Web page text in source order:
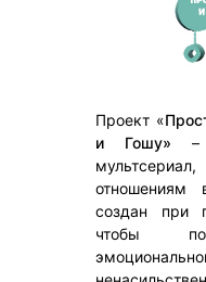
Проект «
и Гошу» –
отношениям
создан при
чтобы